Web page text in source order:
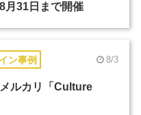
月31日まで開催
ン事例 8/3
ルカリ「Culture